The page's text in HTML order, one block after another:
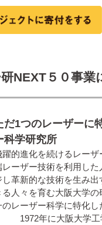
NEXT５０事業
だ1つのレーザーに
科学研究所
的進化を続けるレーザ
ーザー技術を利用した
革新的な技術を生み出
人々を育む大阪大学の
レーザー科学に特化し
年に大阪大学工